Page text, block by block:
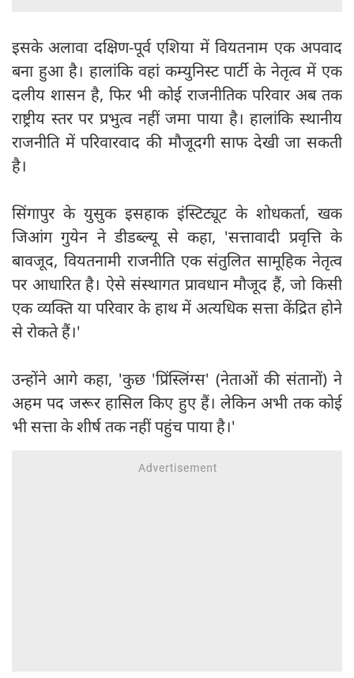
इसके अलावा दक्षिण-पूर्व एशिया में वियतनाम एक अपवाद
बना हुआ है। हालांकि वहां कम्युनिस्ट पार्टी के नेतृत्व में एक
दलीय शासन है, फिर भी कोई राजनीतिक परिवार अब तक
राष्ट्रीय स्तर पर प्रभुत्व नहीं जमा पाया है। हालांकि स्थानीय
राजनीति में परिवारवाद की मौजूदगी साफ देखी जा सकती
है।
सिंगापुर के युसुक इसहाक इंस्टिट्यूट के शोधकर्ता, खक
जिआंग गुयेन ने डीडब्ल्यू से कहा, 'सत्तावादी प्रवृत्ति के
बावजूद, वियतनामी राजनीति एक संतुलित सामूहिक नेतृत्व
पर आधारित है। ऐसे संस्थागत प्रावधान मौजूद हैं, जो किसी
एक व्यक्ति या परिवार के हाथ में अत्यधिक सत्ता केंद्रित होने
से रोकते हैं।'
उन्होंने आगे कहा, 'कुछ 'प्रिंस्लिंग्स' (नेताओं की संतानों) ने
अहम पद जरूर हासिल किए हुए हैं। लेकिन अभी तक कोई
भी सत्ता के शीर्ष तक नहीं पहुंच पाया है।'